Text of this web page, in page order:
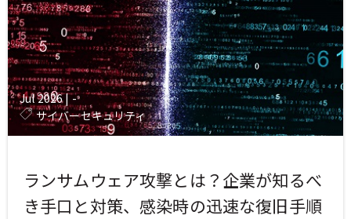
Jul 2026|-
サイバーセキュリティ
ランサムウェア攻撃とは？企業が知るべ
き手口と対策、感染時の迅速な復旧手順